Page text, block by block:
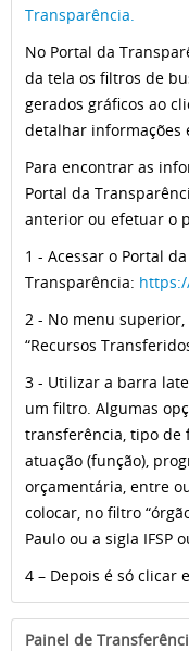
Transparência.
No Portal da
da tela os filtros de
gerados gráficos ao
detalhar informações
Para encontrar as
Portal da
anterior ou efetuar o
1 - Acessar o Portal da
Transparência:
2 - No menu superior,
“Recursos
3 - Utilizar a barra
um filtro. Algumas
transferência, tipo de
atuação (função),
orçamentária, entre
colocar, no filtro
Paulo ou a sigla IFSP
4 – Depois é só clicar
Painel de